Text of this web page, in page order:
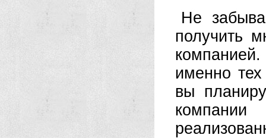
Не
получить
именно
вы